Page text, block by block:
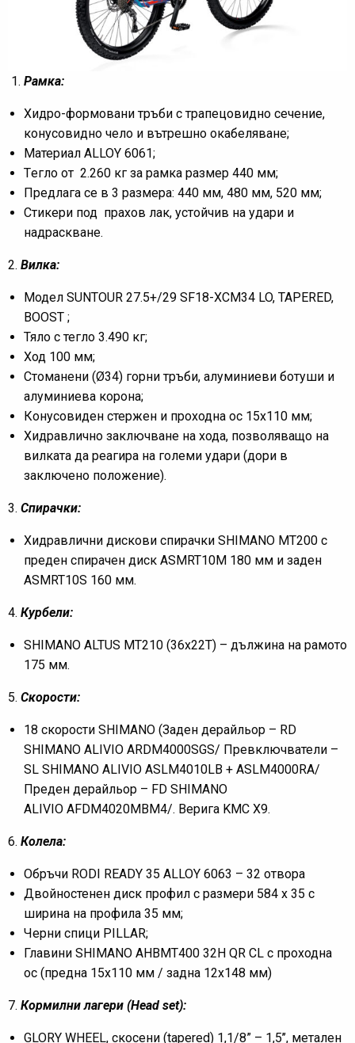
Рамка:
Хидро-формовани тръби с трапецовидно сечение,
конусовидно чело и вътрешно окабеляване;
Материал ALLOY 6061;
Tегло от 2.260 кг за рамка размер 440 мм;
Предлага се в 3 размера: 440 мм, 480 мм, 520 мм;
Стикери под прахов лак, устойчив на удари и
надраскване.
2. Вилка:
Модел SUNTOUR 27.5+/29 SF18-XCM34 LO, TAPERED,
BOOST ;
Тяло с тегло 3.490 кг;
Ход 100 мм;
Стоманени (Ø34) горни тръби, алуминиеви ботуши и
алуминиева корона;
Конусовиден стержен и проходна ос 15х110 мм;
Хидравлично заключване на хода, позволяващо на
вилката да реагира на големи удари (дори в
заключено положение).
3. Спирачки:
Хидравлични дискови спирачки SHIMANO MT200 с
преден спирачен диск ASMRT10M 180 мм и заден
ASMRT10S 160 мм.
4. Курбели:
SHIMANO ALTUS MT210 (36х22T) – дължина на рамото
175 мм.
5. Скорости:
18 скорости SHIMANO (Заден дерайльор – RD
SHIMANO ALIVIO ARDM4000SGS/ Превключватели –
SL SHIMANO ALIVIO ASLM4010LB + ASLM4000RA/
Преден дерайльор – FD SHIMANO
ALIVIO AFDM4020MBM4/. Верига KMC X9.
6. Колела:
Обръчи RODI READY 35 ALLOY 6063 – 32 отвора
Двойностенен диск профил с размери 584 x 35 с
ширина на профила 35 мм;
Черни спици PILLAR;
Главини SHIMANO AHBMT400 32H QR CL с проходна
ос (предна 15х110 мм / задна 12х148 мм)
7. Кормилни лагери (Head set):
GLORY WHEEL, скосени (tapered) 1,1/8” – 1,5’’, метален